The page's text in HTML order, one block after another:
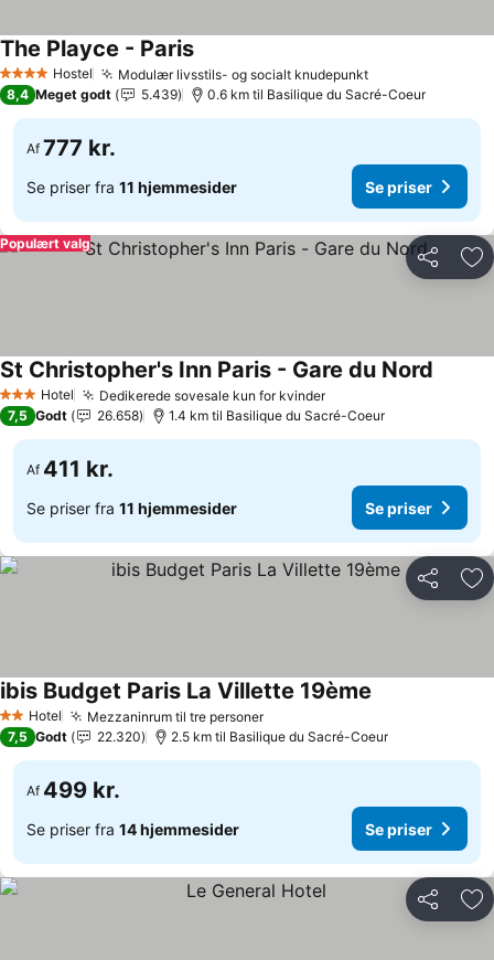
4 StjernerHostel Modulær livsstils- og socialt knudepunktSe priser
The Playce - ParisSe priser
8,4 Meget godt 5.439 0.6 km til Basilique du Sacré-Coeur
Af 777 kr.
Se priser fra 11 hjemmesider Se priser
Del
Populært valg
3 StjernerHotel Dedikerede sovesale kun for kvinderSe priser
St Christopher's Inn Paris - Gare du Nord
7,5 Godt 26.658 1.4 km til Basilique du Sacré-Coeur
Af 411 kr.
Se priser fra 11 hjemmesider Se priser
Del
2 Stjerner
Hotel Mezzaninrum til tre personerSe priser
ibis Budget Paris La Villette 19ème
7,5 Godt 22.320 2.5 km til Basilique du Sacré-Coeur
Af 499 kr.
Se priser fra 14 hjemmesider Se priser
Del